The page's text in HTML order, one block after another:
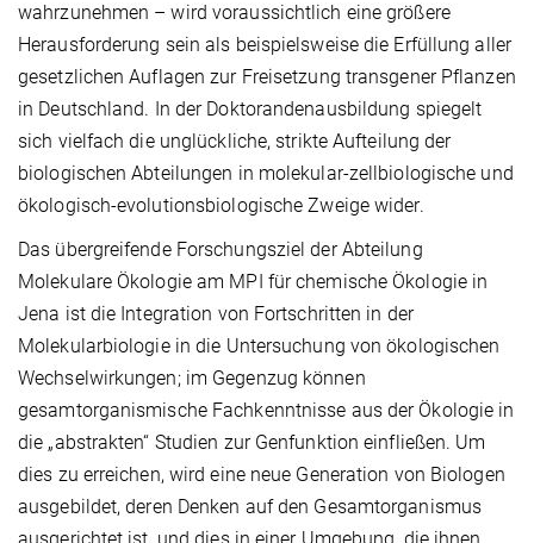
wahrzunehmen – wird voraussichtlich eine größere
Herausforderung sein als beispielsweise die Erfüllung aller
gesetzlichen Auflagen zur Freisetzung transgener Pflanzen
in Deutschland. In der Doktorandenausbildung spiegelt
sich vielfach die unglückliche, strikte Aufteilung der
biologischen Abteilungen in molekular-zellbiologische und
ökologisch-evolutionsbiologische Zweige wider.
Das übergreifende Forschungsziel der Abteilung
Molekulare Ökologie am MPI für chemische Ökologie in
Jena ist die Integration von Fortschritten in der
Molekularbiologie in die Untersuchung von ökologischen
Wechselwirkungen; im Gegenzug können
gesamtorganismische Fachkenntnisse aus der Ökologie in
die „abstrakten“ Studien zur Genfunktion einfließen. Um
dies zu erreichen, wird eine neue Generation von Biologen
ausgebildet, deren Denken auf den Gesamtorganismus